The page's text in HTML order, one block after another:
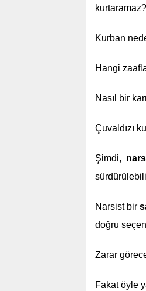
kurtaramaz?
Kurban
Hangi
Nasıl bir
Çuvaldızı
Şimdi,
Narsist bir
doğru
Zarar
Fakat öyle